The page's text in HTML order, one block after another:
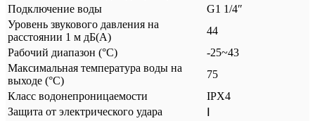
Подключение воды
G1 1/4″
Уровень звукового давления на
расстоянии 1 м дБ(А)
44
Рабочий диапазон (°C)
-25~43
Максимальная температура воды на
выходе (°C)
75
Класс водонепроницаемости
IPX4
Защита от электрического удара